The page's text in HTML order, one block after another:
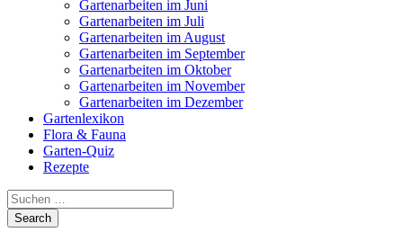
Gartenarbeiten im Juni
Gartenarbeiten im Juli
Gartenarbeiten im August
Gartenarbeiten im September
Gartenarbeiten im Oktober
Gartenarbeiten im November
Gartenarbeiten im Dezember
Gartenlexikon
Flora & Fauna
Garten-Quiz
Rezepte